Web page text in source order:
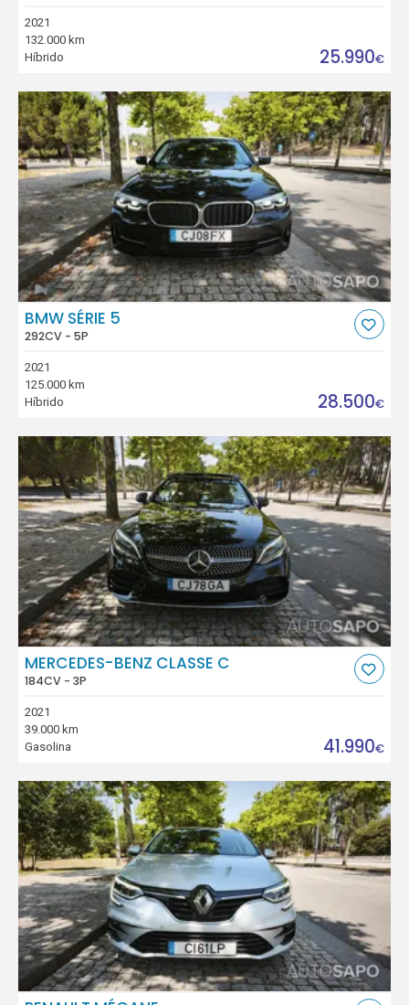
2021
132.000 km
Híbrido
25.990€
BMW SÉRIE 5
292CV - 5P
2021
125.000 km
Híbrido
28.500€
MERCEDES-BENZ CLASSE C
184CV - 3P
2021
39.000 km
Gasolina
41.990€